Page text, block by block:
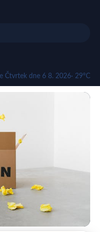
Čtvrtek dne 6 8. 2026· 29°C